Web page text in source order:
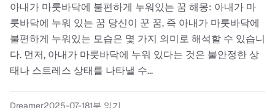
아내가 마룻바닥에 불편하게 누워있는 꿈 해몽: 아내가 마
룻바닥에 누워 있는 꿈 당신이 꾼 꿈, 즉 아내가 마룻바닥에
불편하게 누워있는 모습은 몇 가지 의미로 해석할 수 있습니
다. 먼저, 아내가 마룻바닥에 누워 있다는 것은 불안정한 상
태나 스트레스 상태를 나타낼 수...
Dreamer2025-07-181분 읽기